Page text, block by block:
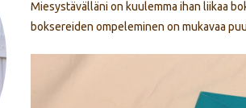
Miesystävälläni on kuulemma ihan liikaa
boksereiden ompeleminen on mukavaa